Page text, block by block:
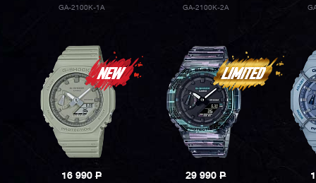
GA-2100K-1A GA-2100K-2A
16 990P 29 990P